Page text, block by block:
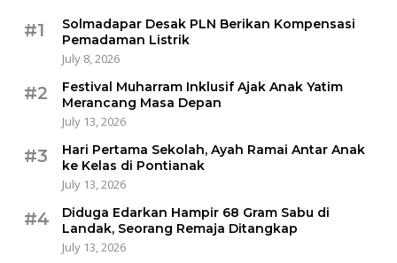
#1
Solmadapar Desak PLN Berikan Kompensasi
Pemadaman Listrik
July 8, 2026
#2
Festival Muharram Inklusif Ajak Anak Yatim
Merancang Masa Depan
July 13, 2026
#3
Hari Pertama Sekolah, Ayah Ramai Antar Anak
ke Kelas di Pontianak
July 13, 2026
#4
Diduga Edarkan Hampir 68 Gram Sabu di
Landak, Seorang Remaja Ditangkap
July 13, 2026